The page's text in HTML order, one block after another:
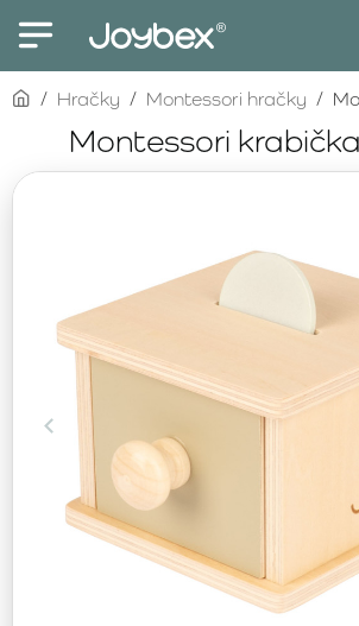
Montessori
homeHračky Montessori hračky